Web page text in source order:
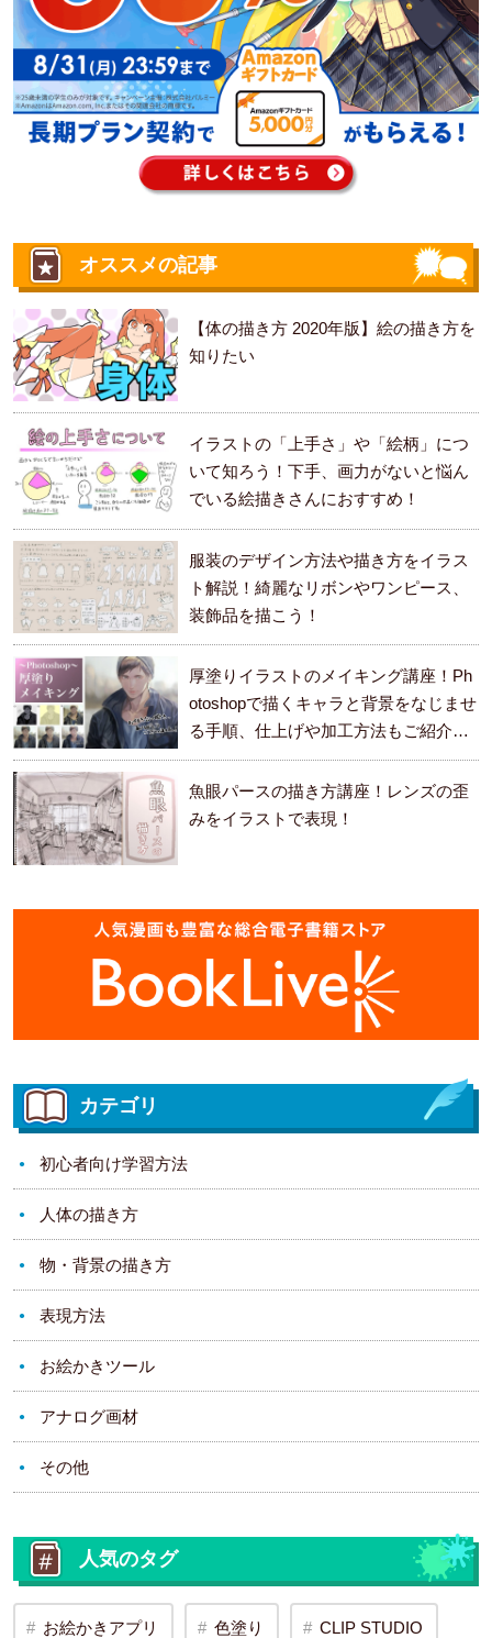
オススメの記事
【体の描き方 2020年版】絵の描き方を
知りたい
イラストの「上手さ」や「絵柄」につ
いて知ろう！下手、画力がないと悩ん
でいる絵描きさんにおすすめ！
服装のデザイン方法や描き方をイラス
ト解説！綺麗なリボンやワンピース、
装飾品を描こう！
厚塗りイラストのメイキング講座！Ph
otoshopで描くキャラと背景をなじませ
る手順、仕上げや加工方法もご紹介し
ます。
魚眼パースの描き方講座！レンズの歪
みをイラストで表現！
カテゴリ
初心者向け学習方法
人体の描き方
物・背景の描き方
表現方法
お絵かきツール
アナログ画材
その他
人気のタグ
お絵かきアプリ 色塗り CLIP STUDIO